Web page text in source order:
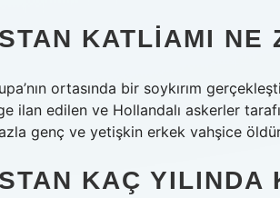
KATLIAMI NE
ortasında bir soykırım
ilan edilen ve Hollandalı askerler
genç ve yetişkin erkek vahşice
KAÇ YILINDA